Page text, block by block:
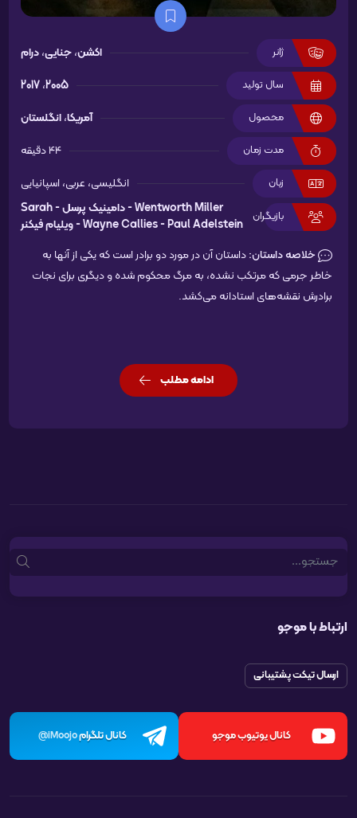
ژانر اکشن،جنایی،درام
سال تولید 2005،2017
محصول آمریکا،انگلستان
مدت زمان 44 دقیقه
زبان انگلیسی، عربی، اسپانیایی
بازیگران Wentworth Miller - دامینیک پرسل -Sarah
Wayne Callies -Paul Adelstein -
ویلیام فیکنر
خلاصه داستان:داستان آن در مورد دو برادر است که یکی از آنها به
خاطر جرمی که مرتکب نشده، به مرگ محکوم شده و دیگری برای نجات
برادرش نقشه‌های استادانه می‌کشد.
ادامه مطلب
Search
ارتباط با موجو
ارسال تیکت پشتیبانی
کانال یوتیوب موجو کانال تلگرامiMoojo@